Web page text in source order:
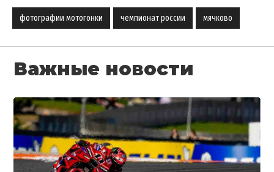
фотографии мотогонки чемпионат россии мячково
Важные новости